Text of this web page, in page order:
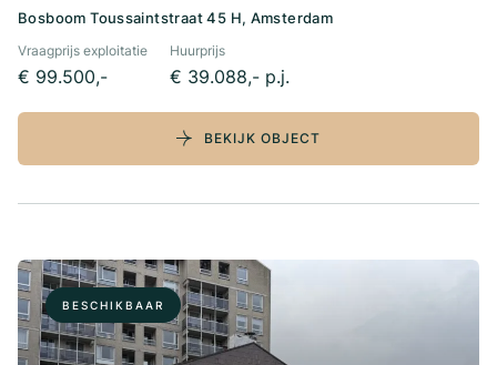
Bosboom Toussaintstraat 45 H, Amsterdam
Vraagprijs exploitatie
€ 99.500,-
Huurprijs
€ 39.088,- p.j.
BEKIJK OBJECT
BESCHIKBAAR